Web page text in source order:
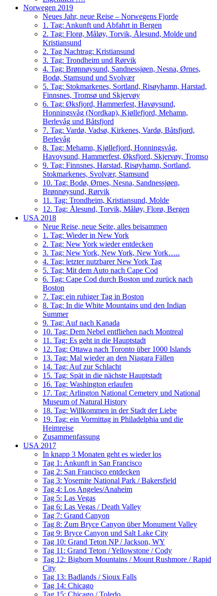
Norwegen 2019
Neues Jahr, neue Reise – Norwegens Fjorde
1. Tag: Ankunft und Abfahrt in Bergen
2. Tag: Florø, Måløy, Torvik, Ålesund, Molde und
Kristiansund
2. Tag Nachtrag: Kristiansund
3. Tag: Trondheim und Rørvik
4. Tag: Brønnøysund, Sandnessjøen, Nesna, Ørnes,
Bodø, Stamsund und Svolvær
5. Tag: Stokmarkenes, Sortland, Risøyhamn, Harstad,
Finnsnes, Tromsø und Skjervøy
6. Tag: Øksfjord, Hammerfest, Havøysund,
Honningsvåg (Nordkap), Kjøllefjord, Mehamn,
Berlevåg und Båtsfjord
7. Tag: Vardø, Vadsø, Kirkenes, Vardø, Båtsfjord,
Berlevåg
8. Tag: Mehamn, Kjøllefjord, Honningsvåg,
Havoysund, Hammerfest, Øksfjord, Skjervøy, Tromso
9. Tag: Finnsnes, Harstad, Risøyhamn, Sortland,
Stokmarkenes, Svolvær, Stamsund
10. Tag: Bodø, Ørnes, Nesna, Sandnessjøen,
Brønnøysund, Rørvik
11. Tag: Trondheim, Kristiansund, Molde
12. Tag: Ålesund, Torvik, Måløy, Florø, Bergen
USA 2018
Neue Reise, neue Seite, alles beisammen
1. Tag: Wieder in New York
2. Tag: New York wieder entdecken
3. Tag: New York, New York, New York…..
4. Tag: letzter nutzbarer New York Tag
5. Tag: Mit dem Auto nach Cape Cod
6. Tag: Cape Cod durch Boston und zurück nach
Boston
7. Tag: ein ruhiger Tag in Boston
8. Tag: In die White Mountains und den Indian
Summer
9. Tag: Auf nach Kanada
10. Tag: Dem Nebel entfliehen nach Montreal
11. Tag: Es geht in die Hauptstadt
12. Tag: Ottawa nach Toronto über 1000 Islands
13. Tag: Mal wieder an den Niagara Fällen
14. Tag: Auf zur Schlacht
15. Tag: Spät in die nächste Hauptstadt
16. Tag: Washington erlaufen
17. Tag: Arlington National Cemetery und National
Museum of Natural History
18. Tag: Willkommen in der Stadt der Liebe
19. Tag: ein Vormittag in Philadelphia und die
Heimreise
Zusammenfassung
USA 2017
In knapp 3 Monaten geht es wieder los
Tag 1: Ankunft in San Francisco
Tag 2: San Francisco entdecken
Tag 3: Yosemite National Park / Bakersfield
Tag 4: Los Angeles/Anaheim
Tag 5: Las Vegas
Tag 6: Las Vegas / Death Valley
Tag 7: Grand Canyon
Tag 8: Zum Bryce Canyon über Monument Valley
Tag 9: Bryce Canyon und Salt Lake City
Tag 10: Grand Teton NP / Jackson, WY
Tag 11: Grand Teton / Yellowstone / Cody
Tag 12: Bighorn Mountains / Mount Rushmore / Rapid
City
Tag 13: Badlands / Sioux Falls
Tag 14: Chicago
Tag 15: Chicago / Toledo